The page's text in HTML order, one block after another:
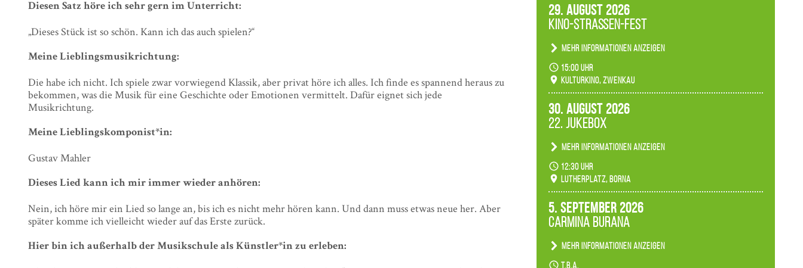
Diesen Satz höre ich sehr gern im Unterricht:
„Dieses Stück ist so schön. Kann ich das auch spielen?“
Meine Lieblingsmusikrichtung:
Die habe ich nicht. Ich spiele zwar vorwiegend Klassik, aber privat höre ich alles. Ich finde es spannend heraus zu
bekommen, was die Musik für eine Geschichte oder Emotionen vermittelt. Dafür eignet sich jede
Musikrichtung.
Meine Lieblingskomponist*in:
Gustav Mahler
Dieses Lied kann ich mir immer wieder anhören:
Nein, ich höre mir ein Lied so lange an, bis ich es nicht mehr hören kann. Und dann muss etwas neue her. Aber
später komme ich vielleicht wieder auf das Erste zurück.
Hier bin ich außerhalb der Musikschule als Künstler*in zu erleben:
29. August 2026
Kino-Straßen-Fest
Mehr Informationen anzeigen
Konzert unserer Zwenkauer Schüler und
Schülerinnen zum Fest des Kulturkinos.
15:00 Uhr
Kulturkino, Zwenkau
30. August 2026
22. Jukebox
Mehr Informationen anzeigen
Anlässlicher der 775-Jahrfeier der Stadt Borna
spielen wir noch einmal unser aktuelles
Jukeboxprogramm zum Stadtfest.
12:30 Uhr
Lutherplatz, Borna
5. September 2026
Carmina Burana
Mehr Informationen anzeigen
Tanztheater der Quertänzer Borna.
t.b.a.